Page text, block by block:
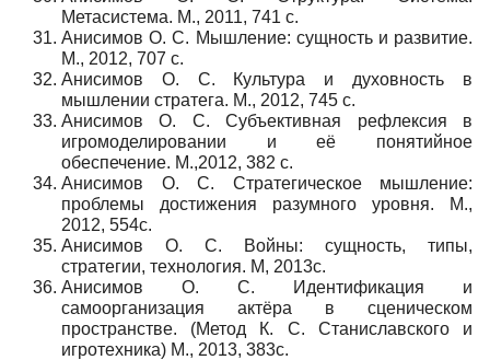
Метасистема. М., 2011, 741 с.
Анисимов О. С. Мышление: сущность и развитие.
М., 2012, 707 с.
Анисимов О. С. Культура и духовность в
мышлении стратега. М., 2012, 745 с.
Анисимов О. С. Субъективная рефлексия в
игромоделировании и её понятийное
обеспечение. М.,2012, 382 с.
Анисимов О. С. Стратегическое мышление:
проблемы достижения разумного уровня. М.,
2012, 554с.
Анисимов О. С. Войны: сущность, типы,
стратегии, технология. М, 2013с.
Анисимов О. С. Идентификация и
самоорганизация актёра в сценическом
пространстве. (Метод К. С. Станиславского и
игротехника) М., 2013, 383с.